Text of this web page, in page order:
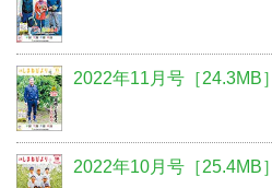
2022年11月号［24.3MB］
2022年10月号［25.4MB］